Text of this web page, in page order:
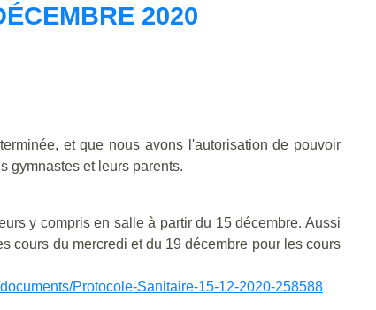
2020
et que nous avons l'autorisation de pouvoir
gymnastes et leurs parents.
y compris en salle à partir du 15 décembre. Aussi
cours du mercredi et du 19 décembre pour les cours
Protocole-Sanitaire-15-12-2020-258588